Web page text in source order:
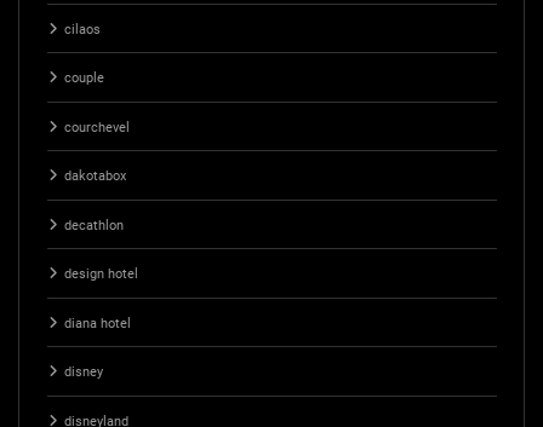
cilaos
couple
courchevel
dakotabox
decathlon
design hotel
diana hotel
disney
disneyland